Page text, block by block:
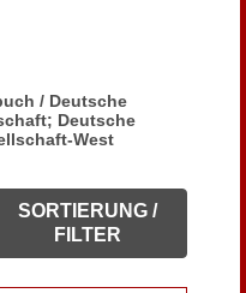
/ Deutsche
Deutsche
West
SORTIERUNG /
FILTER